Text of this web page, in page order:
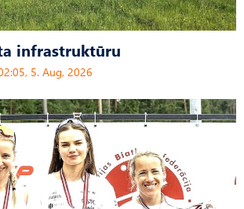
infrastruktūru
5. Aug, 2026